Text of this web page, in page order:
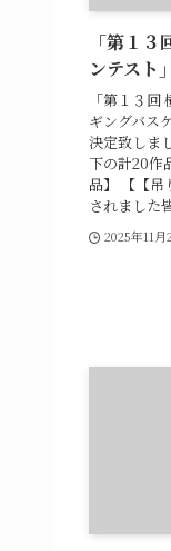
「第１
ンテスト
「第１３
ギングバス
決定致しま
下の計20作
品】 【【吊
されました
2025年11月